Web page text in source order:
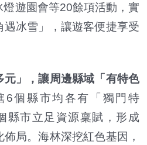
遊園會等20餘項活動，實
冰雪」，讓遊客便捷享受
元」，讓周邊縣域「有特色
6個縣市均各有「獨門特
縣市立足資源稟賦，形成
佈局。海林深挖紅色基因，